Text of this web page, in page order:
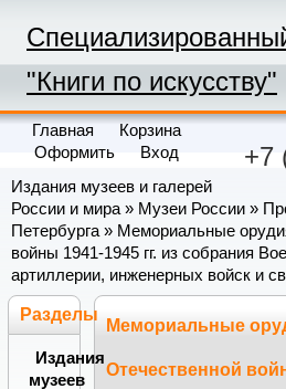
"Книги по искусству"
+7
Главная
Корзина
Оформить
Вход
Издания музеев и галерей
России и мира» Музеи России »
Петербурга» Мемориальные
войны 1941-1945 гг. из собрания
артиллерии, инженерных войск и
Мемориальные
Отечественной
Разделы
Издания
музеев